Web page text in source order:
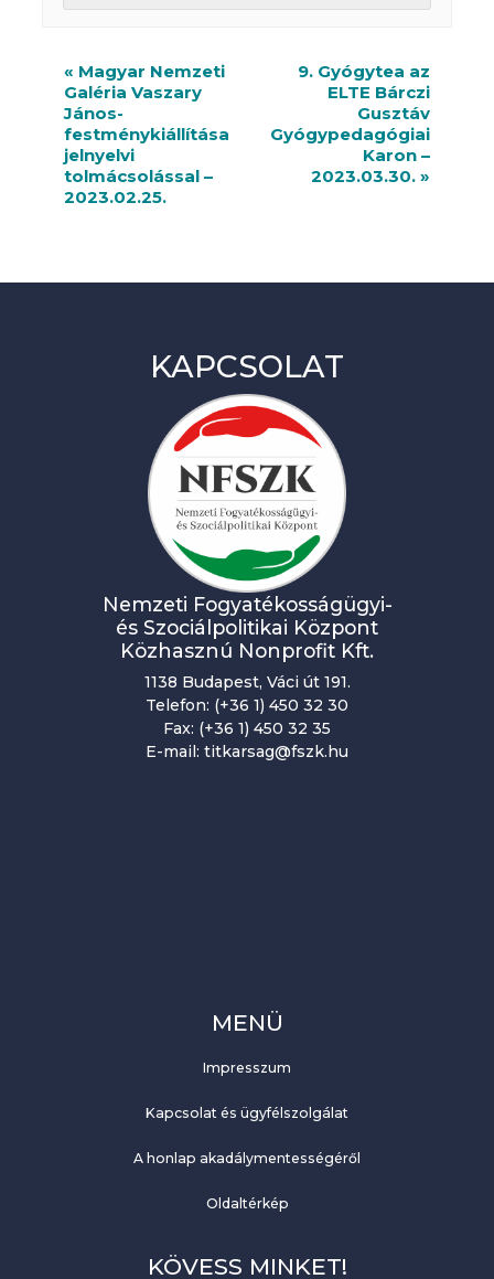
v
« Magyar Nemzeti
Galéria Vaszary
János-
festménykiállítása
jelnyelvi
tolmácsolással –
2023.02.25.
9. Gyógytea az
ELTE Bárczi
Gusztáv
Gyógypedagógiai
Karon –
2023.03.30.»
KAPCSOLAT
Nemzeti Fogyatékosságügyi-
és Szociálpolitikai Központ
Közhasznú Nonprofit Kft.
1138 Budapest, Váci út 191.
Telefon: (+36 1) 450 32 30
Fax: (+36 1) 450 32 35
E-mail: titkarsag@fszk.hu
MENÜ
Impresszum
Kapcsolat és ügyfélszolgálat
A honlap akadálymentességéről
Oldaltérkép
KÖVESS MINKET!